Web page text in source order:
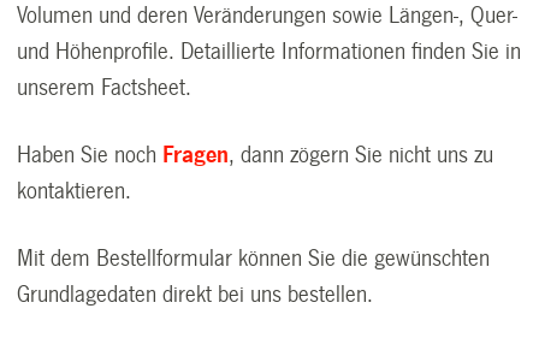
Volumen und deren Veränderungen sowie Längen-, Quer-
und Höhenprofile. Detaillierte Informationen finden Sie in
unserem Factsheet.
Haben Sie noch Fragen, dann zögern Sie nicht uns zu
kontaktieren.
Mit dem Bestellformular können Sie die gewünschten
Grundlagedaten direkt bei uns bestellen.